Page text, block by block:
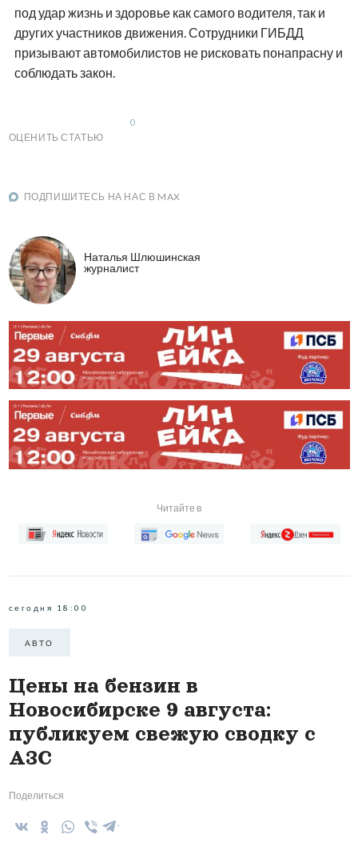
под удар жизнь и здоровье как самого водителя, так и
других участников движения. Сотрудники ГИБДД
призывают автомобилистов не рисковать понапрасну и
соблюдать закон.
ОЦЕНИТЬ СТАТЬЮ
0
ПОДПИШИТЕСЬ НА НАС В MAX
Наталья Шлюшинская
журналист
Читайте в
сегодня 18:00
АВТО
Цены на бензин в
Новосибирске 9 августа:
публикуем свежую сводку с
АЗС
Поделиться